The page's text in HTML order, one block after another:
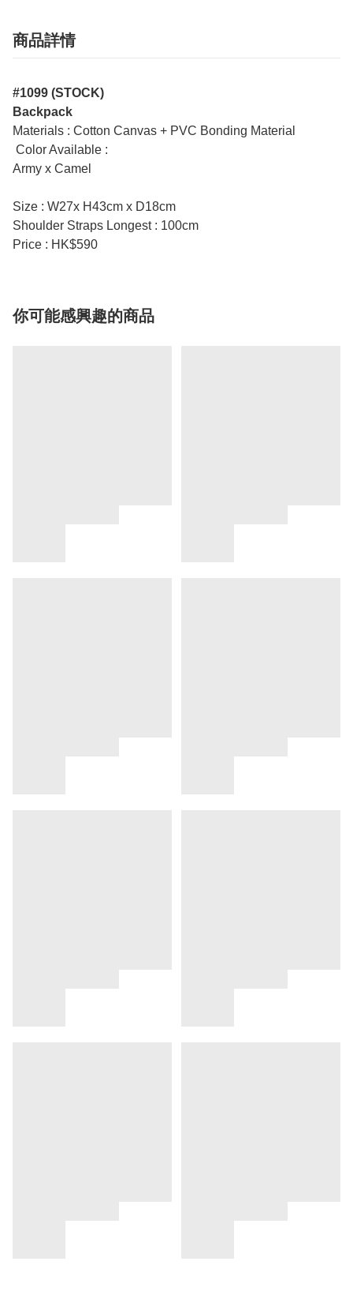
商品詳情
#1099 (STOCK)
Backpack
Materials : Cotton Canvas + PVC Bonding Material
Color Available :
Army x Camel
Size : W27x H43cm x D18cm
Shoulder Straps Longest : 100cm
Price : HK$590
你可能感興趣的商品